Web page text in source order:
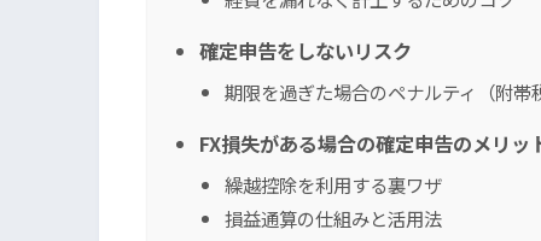
確定申告をしないリスク
期限を過ぎた場合のペナルティ（附帯
FX損失がある場合の確定申告のメリッ
繰越控除を利用する裏ワザ
損益通算の仕組みと活用法